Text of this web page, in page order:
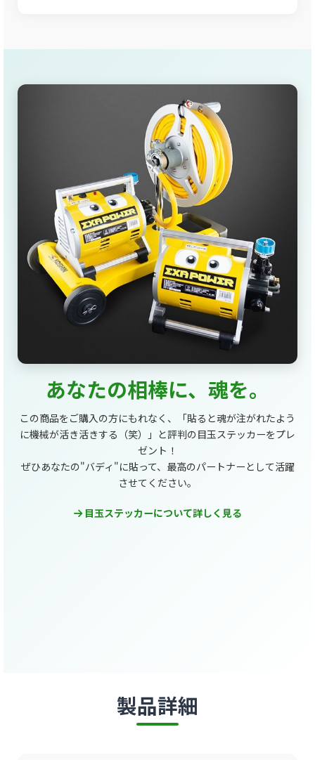
あなたの相棒に、魂を。
この商品をご購入の方にもれなく、「貼ると魂が注がれたよう
に機械が活き活きする（笑）」と評判の目玉ステッカーをプレ
ゼント！
ぜひあなたの"バディ"に貼って、最高のパートナーとして活躍
させてください。
目玉ステッカーについて詳しく見る
製品詳細